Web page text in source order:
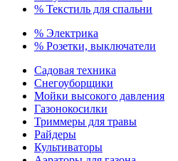
% Текстиль для спальни
% Электрика
% Розетки, выключатели
Садовая техника
Снегоуборщики
Мойки высокого давления
Газонокосилки
Триммеры для травы
Райдеры
Культиваторы